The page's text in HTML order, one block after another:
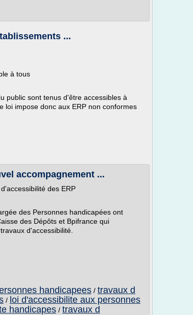
...
à tous
public sont tenus d'être accessibles à
loi impose donc aux ERP non conformes
accompagnement ...
des ERP
des Personnes handicapées ont
des Dépôts et Bpifrance qui
d'accessibilité.
handicapees / travaux d
/ loi d'accessibilite aux personnes
handicapes / travaux d